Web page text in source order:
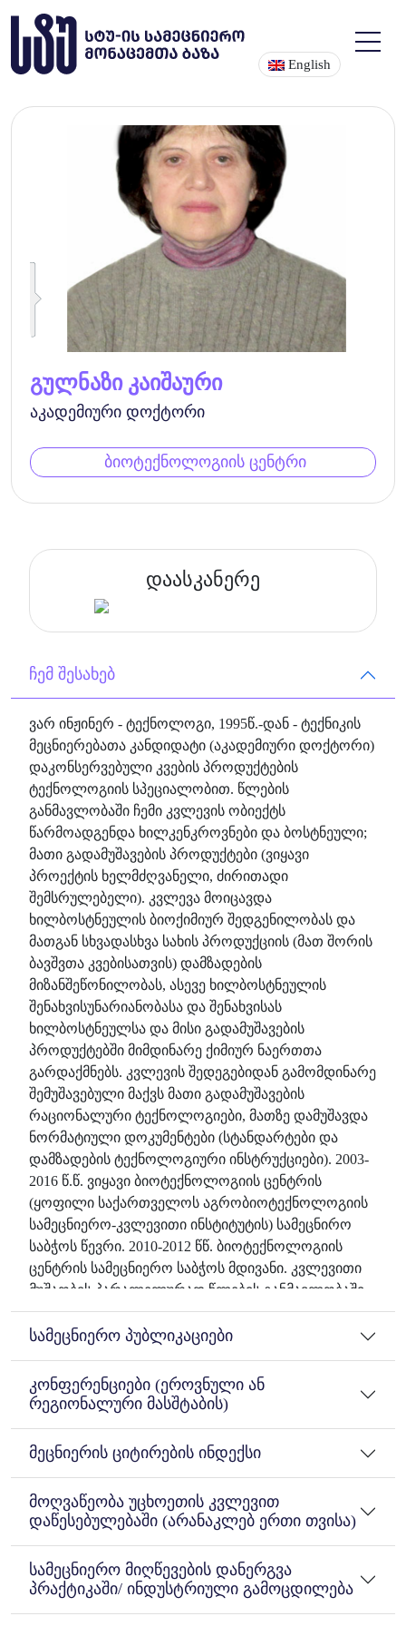
English
გულნაზი კაიშაური
აკადემიური დოქტორი
ბიოტექნოლოგიის ცენტრი
დაასკანერე
ჩემ შესახებ
ვარ ინჟინერ - ტექნოლოგი, 1995წ.-დან - ტექნიკის
მეცნიერებათა კანდიდატი (აკადემიური დოქტორი)
დაკონსერვებული კვების პროდუქტების
ტექნოლოგიის სპეციალობით. წლების
განმავლობაში ჩემი კვლევის ობიექტს
წარმოადგენდა ხილკენკროვნები და ბოსტნეული;
მათი გადამუშავების პროდუქტები (ვიყავი
პროექტის ხელმძღვანელი, ძირითადი
შემსრულებელი). კვლევა მოიცავდა
ხილბოსტნეულის ბიოქიმიურ შედგენილობას და
მათგან სხვადასხვა სახის პროდუქციის (მათ შორის
ბავშვთა კვებისათვის) დამზადების
მიზანშეწონილობას, ასევე ხილბოსტნეულის
შენახვისუნარიანობასა და შენახვისას
ხილბოსტნეულსა და მისი გადამუშავების
პროდუქტებში მიმდინარე ქიმიურ ნაერთთა
გარდაქმნებს. კვლევის შედეგებიდან გამომდინარე
შემუშავებული მაქვს მათი გადამუშავების
რაციონალური ტექნოლოგიები, მათზე დამუშავდა
ნორმატიული დოკუმენტები (სტანდარტები და
დამზადების ტექნოლოგიური ინსტრუქციები). 2003-
2016 წ.წ. ვიყავი ბიოტექნოლოგიის ცენტრის
(ყოფილი საქართველოს აგრობიოტექნოლოგიის
სამეცნიერო-კვლევითი ინსტიტუტის) სამეცნირო
საბჭოს წევრი. 2010-2012 წწ. ბიოტექნოლოგიის
ცენტრის სამეცნიერო საბჭოს მდივანი. კვლევითი
მუშაობის პარალელურად წლების განმავლობაში
(25 წელი) ვეწევი პედაგოგიურ მოღვაწეობასაც.
დასწრებული და დაუსწრებელი სწავლების
ხელმძღვანელობას ვუწევდი სადიპლომო და
საკურსო შრომებისა და პროექტების შესრულებაში;
სახელმწიფო აგრარულ უნივერსიტეტში).
ვხელმძღვანელობდი სტუდენტთა სამეცნიეროო-
აგრარულ უნივერსიტეტში). სტუდენტებს ჰქონდათ
გარკვეული ინოვაციებიც. სტუდენტების მიერ (36
სტუდენტი) კვლევის შედეგები გამოტანილია
სტუდენტთა სამეცნიერო და საერთაშორისო
სამეცნიერო-პრაქტიკულ კონფერენციებზე, იყვნენ
გამარჯვებული სტუდენტები (7 სტუდენტი). მაქვს
სამეცნიერო პუბლიკაციები
კონფერენციები (ეროვნული ან
რეგიონალური მასშტაბის)
მეცნიერის ციტირების ინდექსი
მოღვაწეობა უცხოეთის კვლევით
დაწესებულებაში (არანაკლებ ერთი თვისა)
სამეცნიერო მიღწევების დანერგვა
პრაქტიკაში/ ინდუსტრიული გამოცდილება